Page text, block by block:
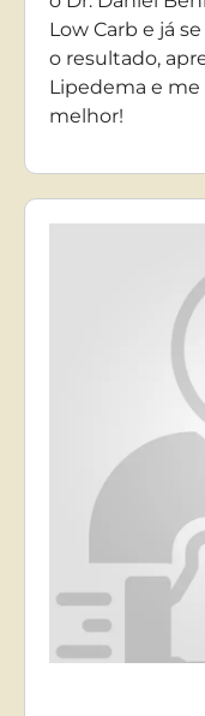
Low Carb e já
o resultado,
Lipedema e
melhor!